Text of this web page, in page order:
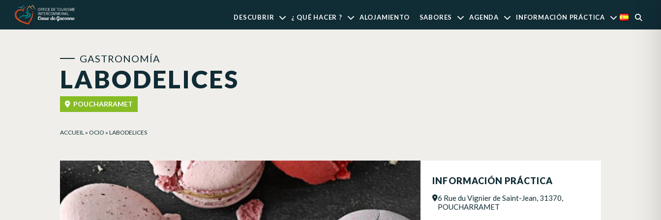
DESCUBRIR ¿ QUÉ HACER ? ALOJAMIENTO SABORES AGENDA INFORMACIÓN PRÁCTICA
LABODELICES
GASTRONOMÍA
POUCHARRAMET
ACCUEIL » OCIO » LABODELICES
INFORMACIÓN PRÁCTICA
6 Rue du Vignier de Saint-Jean, 31370,
POUCHARRAMET
Panel de gestión de cookies